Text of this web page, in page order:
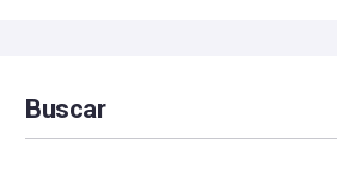
Buscar